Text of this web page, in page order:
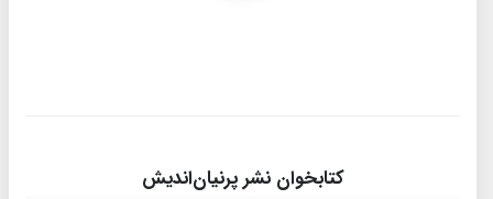
کتابخوان نشر پرنیان‌اندیش